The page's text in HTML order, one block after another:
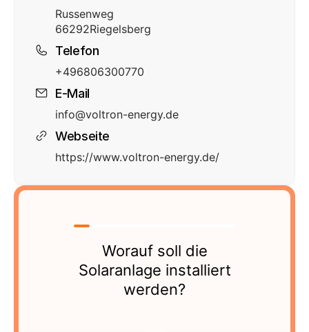
Russenweg
66292Riegelsberg
Telefon
+496806300770
E-Mail
info@voltron-energy.de
Webseite
https://www.voltron-energy.de/
Worauf soll die
Solaranlage installiert
werden?